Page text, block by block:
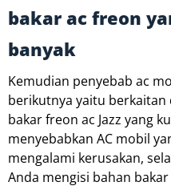
bakar ac freon
banyak
Kemudian penyebab ac
berikutnya yaitu berkaitan
bakar freon ac Jazz yang
menyebabkan AC mobil
mengalami kerusakan,
Anda mengisi bahan